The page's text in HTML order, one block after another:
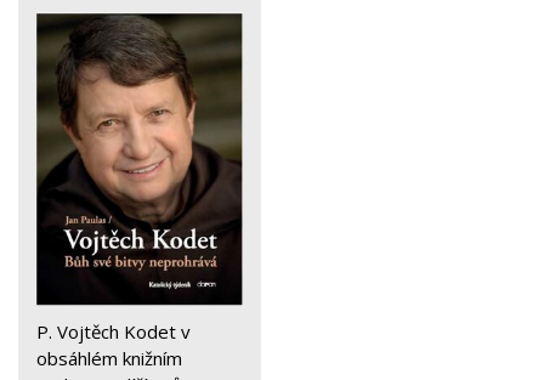
P. Vojtěch Kodet v
obsáhlém knižním